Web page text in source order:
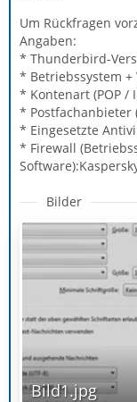
Um Rückfragen
Angaben:
* Thunderbird-
* Betriebssystem +
* Kontenart (POP /
* Postfachanbieter
* Eingesetzte
* Firewall
Bilder
Bild1.jpg